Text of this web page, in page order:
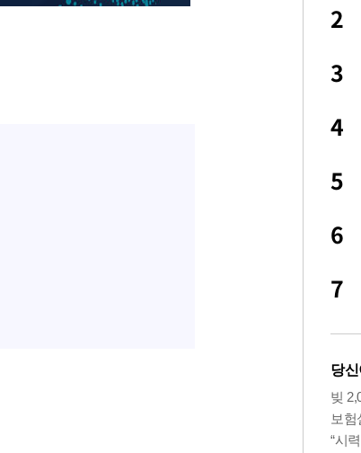
오세훈 "용산공원 아파트, 노무현·문재인 철
2
3
4
5
6
7